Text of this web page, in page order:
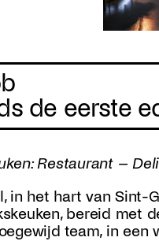
de eerste
Restaurant –
in het hart van Sint-
bereid met
team, in een